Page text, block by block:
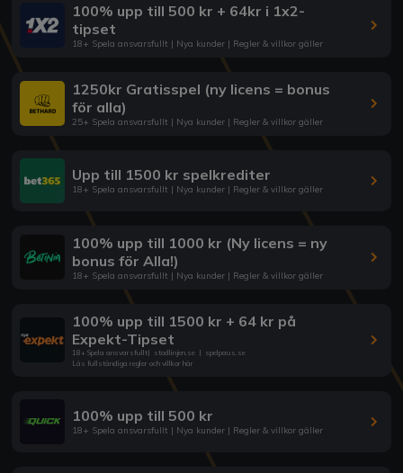
100% upp till 500 kr + 64kr i 1x2-
tipset
18+ Spela ansvarsfullt | Nya kunder | Regler & villkor gäller
1250kr Gratisspel (ny licens = bonus
för alla)
25+ Spela ansvarsfullt | Nya kunder | Regler & villkor gäller
Upp till 1500 kr spelkrediter
18+ Spela ansvarsfullt | Nya kunder | Regler & villkor gäller
100% upp till 1000 kr (Ny licens = ny
bonus för Alla!)
18+ Spela ansvarsfullt | Nya kunder | Regler & villkor gäller
100% upp till 1500 kr + 64 kr på
Expekt-Tipset
18+ Spela ansvarsfullt| stodlinjen.se | spelpaus.se
Läs fullständiga regler och villkor här
100% upp till 500 kr
18+ Spela ansvarsfullt | Nya kunder | Regler & villkor gäller